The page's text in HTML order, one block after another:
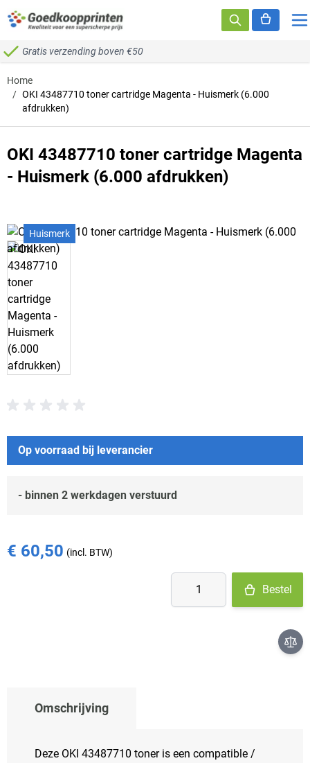
Ga naar de inhoud
Gratis verzending boven €50
Home
/ OKI 43487710 toner cartridge Magenta - Huismerk (6.000
afdrukken)
OKI 43487710 toner cartridge Magenta
- Huismerk (6.000 afdrukken)
Huismerk
Op voorraad bij leverancier
- binnen 2 werkdagen verstuurd
€ 60,50
Aantal
Bestel
Omschrijving
Deze OKI 43487710 toner is een compatible /